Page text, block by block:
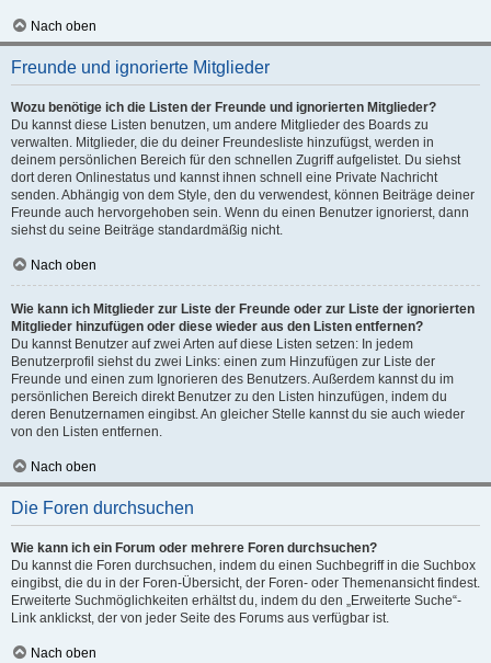
Nach oben
Freunde und ignorierte Mitglieder
Wozu benötige ich die Listen der Freunde und ignorierten Mitglieder?
Du kannst diese Listen benutzen, um andere Mitglieder des Boards zu
verwalten. Mitglieder, die du deiner Freundesliste hinzufügst, werden in
deinem persönlichen Bereich für den schnellen Zugriff aufgelistet. Du siehst
dort deren Onlinestatus und kannst ihnen schnell eine Private Nachricht
senden. Abhängig von dem Style, den du verwendest, können Beiträge deiner
Freunde auch hervorgehoben sein. Wenn du einen Benutzer ignorierst, dann
siehst du seine Beiträge standardmäßig nicht.
Nach oben
Wie kann ich Mitglieder zur Liste der Freunde oder zur Liste der ignorierten
Mitglieder hinzufügen oder diese wieder aus den Listen entfernen?
Du kannst Benutzer auf zwei Arten auf diese Listen setzen: In jedem
Benutzerprofil siehst du zwei Links: einen zum Hinzufügen zur Liste der
Freunde und einen zum Ignorieren des Benutzers. Außerdem kannst du im
persönlichen Bereich direkt Benutzer zu den Listen hinzufügen, indem du
deren Benutzernamen eingibst. An gleicher Stelle kannst du sie auch wieder
von den Listen entfernen.
Nach oben
Die Foren durchsuchen
Wie kann ich ein Forum oder mehrere Foren durchsuchen?
Du kannst die Foren durchsuchen, indem du einen Suchbegriff in die Suchbox
eingibst, die du in der Foren-Übersicht, der Foren- oder Themenansicht findest.
Erweiterte Suchmöglichkeiten erhältst du, indem du den „Erweiterte Suche“-
Link anklickst, der von jeder Seite des Forums aus verfügbar ist.
Nach oben